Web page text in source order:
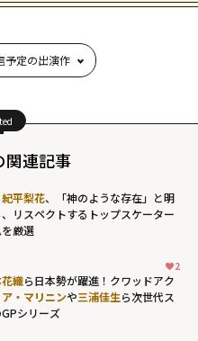
予定の出演作
関連記事
紀平梨花、「神のような存在」と明
、リスペクトするトップスケーター
厳選
2
織ら日本勢が躍進！クワッドアク
・マリニンや三浦佳生ら次世代ス
シリーズ